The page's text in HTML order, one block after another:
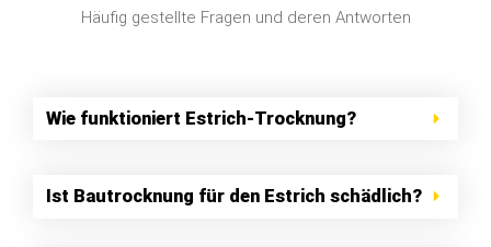
Häufig gestellte Fragen und deren Antworten
Wie funktioniert Estrich-Trocknung?
Ist Bautrocknung für den Estrich schädlich?